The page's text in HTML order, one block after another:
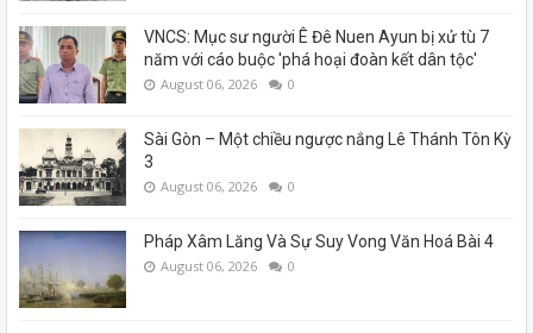
VNCS: Mục sư người Ê Đê Nuen Ayun bị xử tù 7
năm với cáo buộc 'phá hoại đoàn kết dân tộc'
August 06, 2026 0
Sài Gòn – Một chiều ngược nắng Lê Thánh Tôn Kỳ
3
August 06, 2026 0
Pháp Xâm Lăng Và Sự Suy Vong Văn Hoá Bài 4
August 06, 2026 0